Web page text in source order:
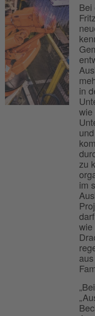
Bei
in
zu
im